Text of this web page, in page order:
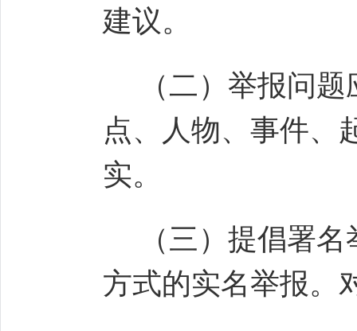
建议。
（二）举报问题
点、人物、事件、
实。
（三）提倡署名
方式的实名举报。